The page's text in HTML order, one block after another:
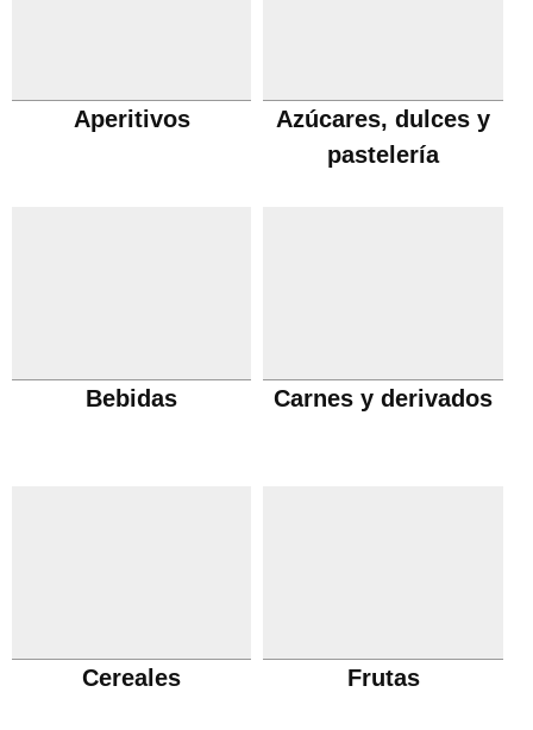
Aperitivos
Azúcares, dulces y
pastelería
Bebidas Carnes y derivados
Cereales Frutas